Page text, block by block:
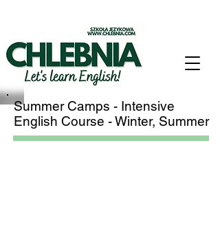
Summer Camps - Intensive
English Course - Winter, Summer